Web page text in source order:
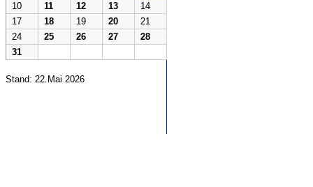
10
11 12 13
14
17
18 19 20
21
24
25 26 27
28
31
Stand: 22.Mai 2026